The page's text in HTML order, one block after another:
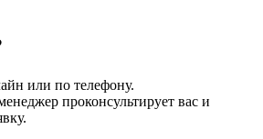
или по телефону.
проконсультирует вас и